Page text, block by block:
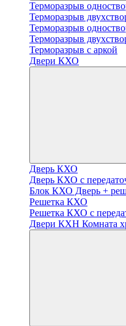
Терморазрыв
Терморазрыв
Терморазрыв
Терморазрыв
Терморазрыв с аркой
Двери КХО
Дверь КХО
Дверь КХО с
Блок КХО Дверь +
Решетка КХО
Решетка КХО с
Двери КХН Комната